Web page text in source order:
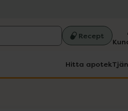
Recept
Hitta apotek